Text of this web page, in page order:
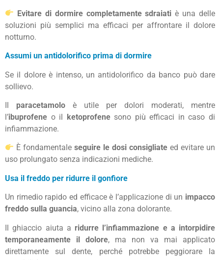
Evitare di dormire completamente sdraiati è una delle
soluzioni più semplici ma efficaci per affrontare il dolore
notturno.
Assumi un antidolorifico prima di dormire
Se il dolore è intenso, un antidolorifico da banco può dare
sollievo.
Il paracetamolo è utile per dolori moderati, mentre
l’ibuprofene o il ketoprofenesono più efficaci in caso di
infiammazione.
È fondamentaleseguire le dosi consigliate ed evitare un
uso prolungato senza indicazioni mediche.
Usa il freddo per ridurre il gonfiore
Un rimedio rapido ed efficace è l’applicazione di un impacco
freddo sulla guancia, vicino alla zona dolorante.
Il ghiaccio aiuta a ridurre l’infiammazione e a intorpidire
temporaneamente il dolore, ma non va mai applicato
direttamente sul dente, perché potrebbe peggiorare la